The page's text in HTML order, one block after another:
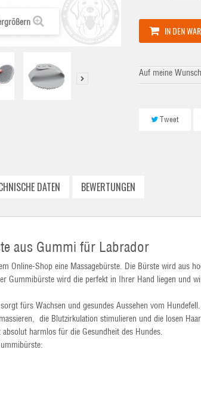
IN DEN
Auf meine
Tweet
DATEN BEWERTUNGEN
aus Gummi für Labrador
Online-Shop eine Massagebürste. Die Bürste wird aus
Gummibürste wird die perfekt in Ihrer Hand liegen und
fürs Wachsen und gesundes Aussehen vom
die Blutzirkulation stimulieren und die losen
absolut harmlos für die Gesundheit des Hundes.